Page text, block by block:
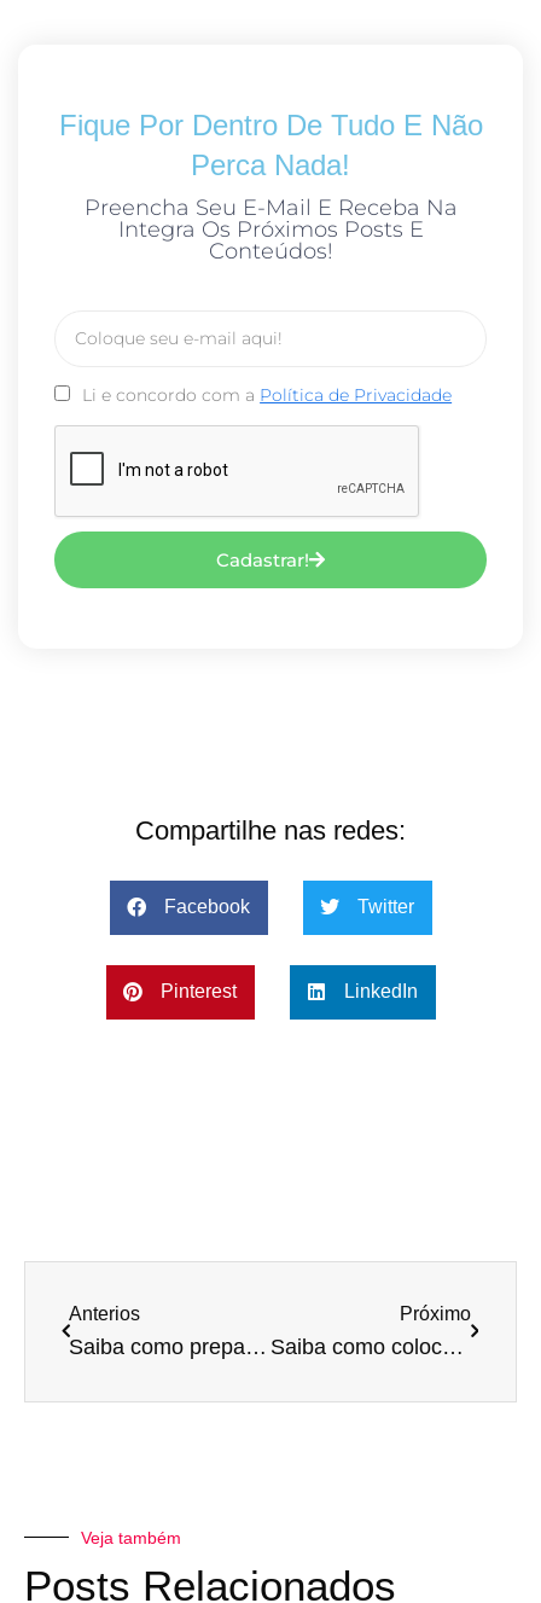
Fique Por Dentro De Tudo E Não
Perca Nada!
Preencha Seu E-Mail E Receba Na
Integra Os Próximos Posts E
Conteúdos!
Li e concordo com a Política de Privacidade
Cadastrar!
Compartilhe nas redes:
Facebook Twitter
Pinterest LinkedIn
Anterios
Saiba como preparar a sua empresa para ser vendida
Próximo
Saiba como colocar o financeiro da sua empresa em dia!
Veja também
Posts Relacionados